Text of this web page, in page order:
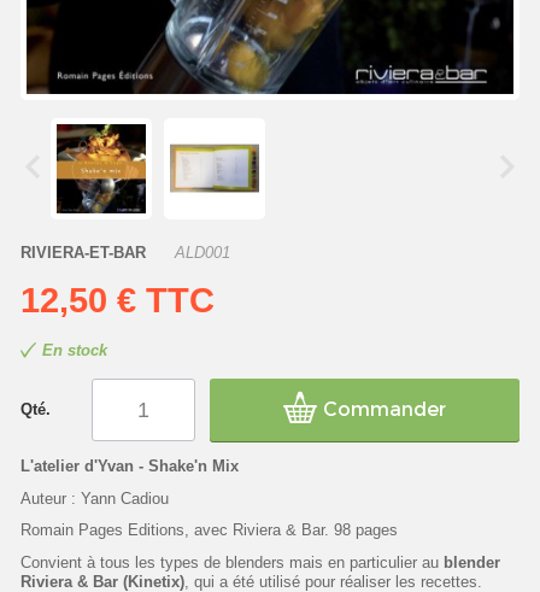
RIVIERA-ET-BAR ALD001
12,50 € TTC
En stock
Qté. Commander
L'atelier d'Yvan - Shake'n Mix
Auteur : Yann Cadiou
Romain Pages Editions, avec Riviera & Bar. 98 pages
Convient à tous les types de blenders mais en particulier au blender
Riviera & Bar (Kinetix), qui a été utilisé pour réaliser les recettes.